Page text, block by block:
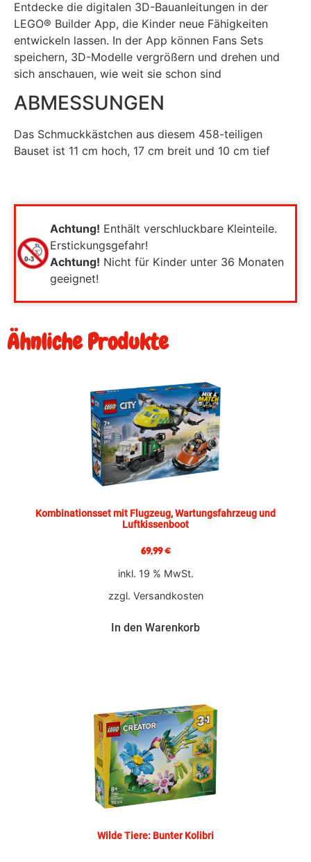
Entdecke die digitalen 3D-Bauanleitungen in der
LEGO® Builder App, die Kinder neue Fähigkeiten
entwickeln lassen. In der App können Fans Sets
speichern, 3D-Modelle vergrößern und drehen und
sich anschauen, wie weit sie schon sind
ABMESSUNGEN
Das Schmuckkästchen aus diesem 458-teiligen
Bauset ist 11 cm hoch, 17 cm breit und 10 cm tief
Achtung! Enthält verschluckbare Kleinteile.
Erstickungsgefahr!
Achtung! Nicht für Kinder unter 36 Monaten
geeignet!
Ähnliche Produkte
Kombinationsset mit Flugzeug, Wartungsfahrzeug und
Luftkissenboot
69,99€
inkl. 19 % MwSt.
zzgl. Versandkosten
In den Warenkorb
Wilde Tiere: Bunter Kolibri